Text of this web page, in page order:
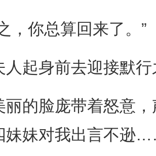
你总算回来了。”
身前去迎接默行
脸庞带着怒意，
妹妹对我出言不逊